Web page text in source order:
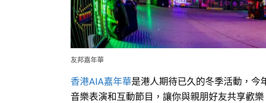
友邦嘉年華
香港AIA嘉年華是港人期待已久的冬季活動，今
音樂表演和互動節目，讓你與親朋好友共享歡